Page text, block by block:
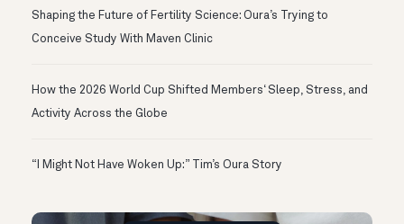
Shaping the Future of Fertility Science: Oura’s Trying to
Conceive Study With Maven Clinic
How the 2026 World Cup Shifted Members‘ Sleep, Stress, and
Activity Across the Globe
“I Might Not Have Woken Up:” Tim’s Oura Story